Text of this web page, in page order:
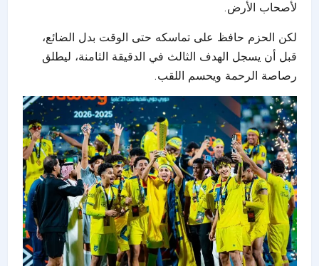
لأصحاب الأرض.
لكن الحزم حافظ على تماسكه حتى الوقت بدل الضائع،
قبل أن يسجل الهدف الثالث في الدقيقة الثامنة، ليطلق
رصاصة الرحمة ويحسم اللقب.